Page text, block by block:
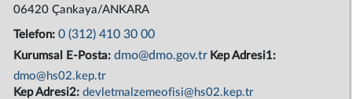
06420 Çankaya/ANKARA
Telefon:0 (312) 410 30 00
Kurumsal E-Posta:dmo@dmo.gov.tr Kep Adresi1:
dmo@hs02.kep.tr
Kep Adresi2:devletmalzemeofisi@hs02.kep.tr